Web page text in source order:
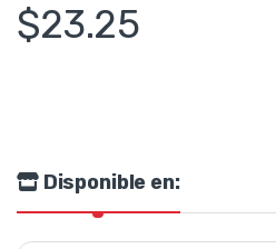
$23.25
Disponible en: